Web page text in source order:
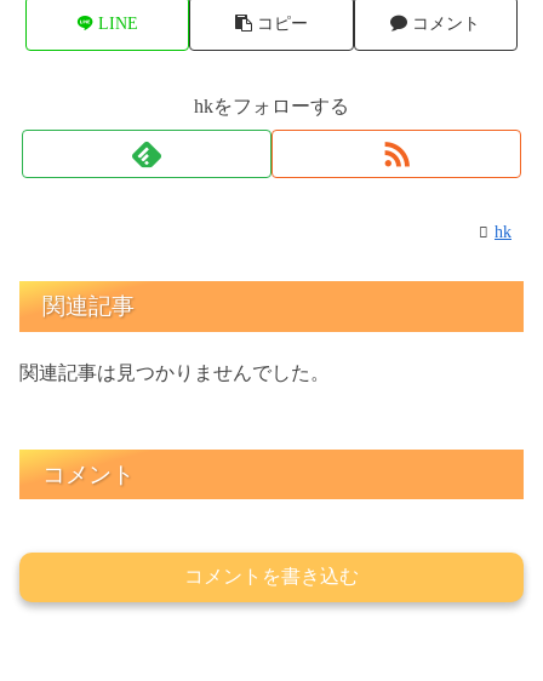
LINE コピー コメント
hkをフォローする
hk
関連記事
関連記事は見つかりませんでした。
コメント
コメントを書き込む